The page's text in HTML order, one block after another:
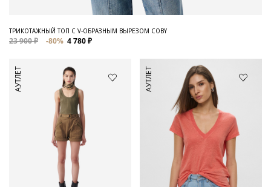
ТРИКОТАЖНЫЙ ТОП С V-ОБРАЗНЫМ ВЫРЕЗОМ COBY
23 900 ₽ -80% 4 780 ₽
АУТЛЕТ АУТЛЕТ